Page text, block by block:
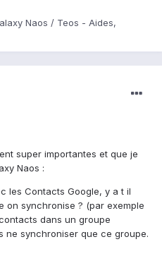
Naos / Teos - Aides,
super importantes et que je
Naos :
les Contacts Google, y a t il
on synchronise ? (par exemple
dans un groupe
ne synchroniser que ce groupe.